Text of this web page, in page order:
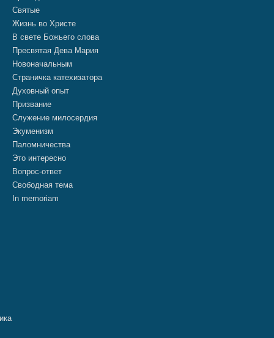
Святые
Жизнь во Христе
В свете Божьего слова
Пресвятая Дева Мария
Новоначальным
Страничка катехизатора
Духовный опыт
Призвание
Служение милосердия
Экуменизм
Паломничества
Это интересно
Вопрос-ответ
Свободная тема
In memoriam